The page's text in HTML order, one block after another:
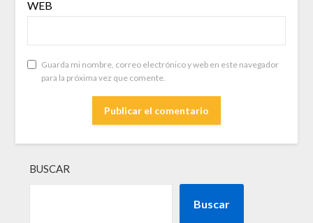
WEB
Guarda mi nombre, correo electrónico y web en este navegador
para la próxima vez que comente.
BUSCAR
Buscar